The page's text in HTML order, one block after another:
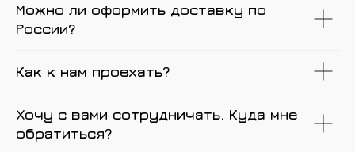
Можно ли оформить доставку по
России?
Как к нам проехать?
Хочу с вами сотрудничать. Куда мне
обратиться?